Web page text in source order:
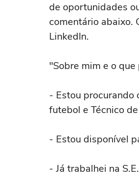
de oportunidades
comentário abaixo.
LinkedIn.
"Sobre mim e o que
- Estou procurando
futebol e Técnico
- Estou disponível
- Já trabalhei na